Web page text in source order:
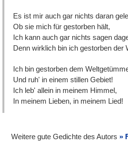
Es ist mir auch gar nichts daran
Ob sie mich für gestorben hält,
Ich kann auch gar nichts sagen
Denn wirklich bin ich gestorben der
Ich bin gestorben dem
Und ruh' in einem stillen Gebiet!
Ich leb' allein in meinem Himmel,
In meinem Lieben, in meinem Lied!
Weitere gute Gedichte des Autors